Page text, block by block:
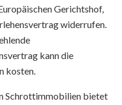
Gerichtshof,
widerrufen.
kann die
kosten.
Schrottimmobilien bietet